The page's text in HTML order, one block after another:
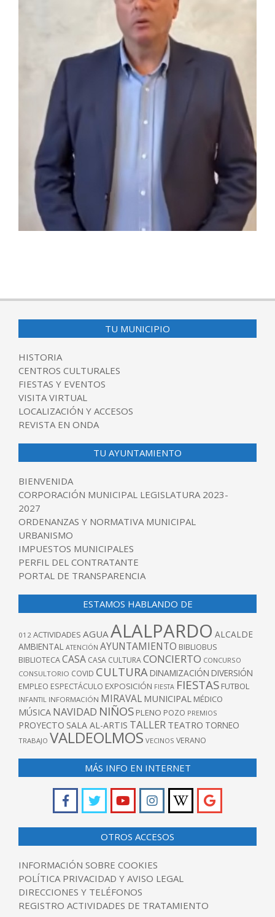
TU MUNICIPIO
HISTORIA
CENTROS CULTURALES
FIESTAS Y EVENTOS
VISITA VIRTUAL
LOCALIZACIÓN Y ACCESOS
REVISTA EN ONDA
TU AYUNTAMIENTO
BIENVENIDA
CORPORACIÓN MUNICIPAL LEGISLATURA 2023-
2027
ORDENANZAS Y NORMATIVA MUNICIPAL
URBANISMO
IMPUESTOS MUNICIPALES
PERFIL DEL CONTRATANTE
PORTAL DE TRANSPARENCIA
ESTAMOS HABLANDO DE
012 ACTIVIDADES AGUA ALALPARDO ALCALDE
AMBIENTAL ATENCIÓN AYUNTAMIENTO BIBLIOBUS
BIBLIOTECACASA CASA CULTURACONCIERTO CONCURSO
CONSULTORIO COVID CULTURA DINAMIZACIÓN DIVERSIÓN
EMPLEO ESPECTÁCULO EXPOSICIÓN FIESTA FIESTAS FUTBOL
INFANTIL INFORMACIÓN MIRAVAL MUNICIPAL MÉDICO
MÚSICA NAVIDAD NIÑOS PLENO POZO PREMIOS
PROYECTO SALA AL-ARTIS TALLER TEATRO TORNEO
TRABAJO VALDEOLMOS VECINOS VERANO
MÁS INFO EN INTERNET
OTROS ACCESOS
INFORMACIÓN SOBRE COOKIES
POLÍTICA PRIVACIDAD Y AVISO LEGAL
DIRECCIONES Y TELÉFONOS
REGISTRO ACTIVIDADES DE TRATAMIENTO